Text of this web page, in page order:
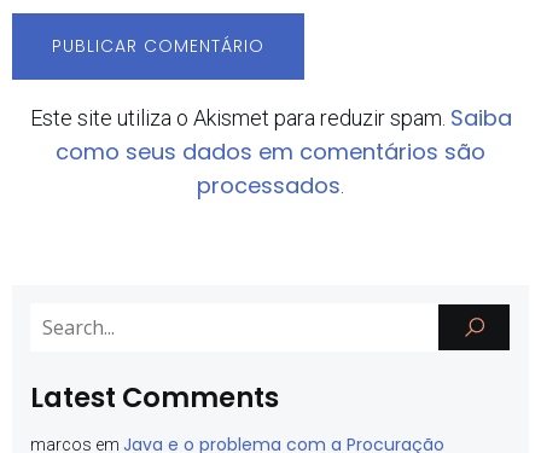
Este site utiliza o Akismet para reduzir spam. Saiba
como seus dados em comentários são
processados
Latest Comments
marcos em Java e o problema com a Procuração